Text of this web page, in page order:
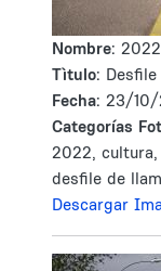
Nombre:
Tìtulo:
Fecha: 23/10/
Categorías
2022, cultura,
desfile de
Descargar